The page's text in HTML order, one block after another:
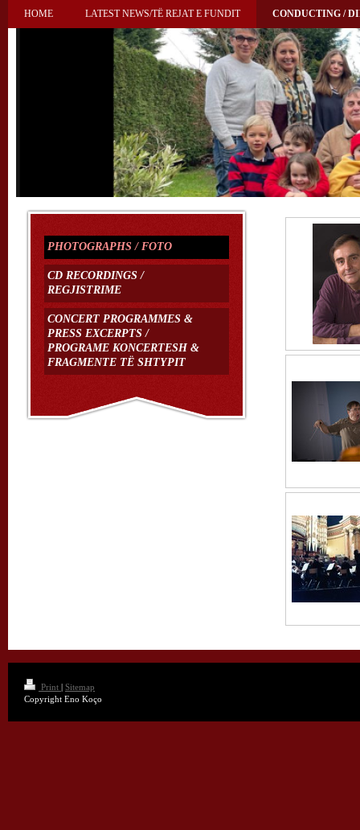
HOME LATEST NEWS/TË REJAT E FUNDIT CONDUCTING /
PHOTOGRAPHS / FOTO
CD RECORDINGS /
REGJISTRIME
CONCERT PROGRAMMES &
PRESS EXCERPTS /
PROGRAME KONCERTESH &
FRAGMENTE TË SHTYPIT
Print | Sitemap
Copyright Eno Koço